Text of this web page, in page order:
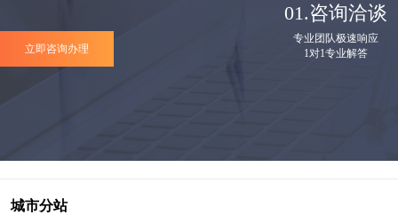
立即咨询办理
01.咨询洽谈
专业团队极速响应
1对1专业解答
城市分站